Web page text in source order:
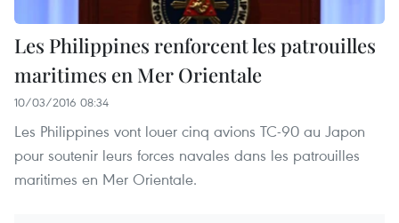
Les Philippines renforcent les patrouilles
maritimes en Mer Orientale
10/03/2016 08:34
Les Philippines vont louer cinq avions TC-90 au Japon
pour soutenir leurs forces navales dans les patrouilles
maritimes en Mer Orientale.